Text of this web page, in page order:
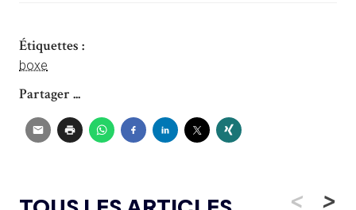
Étiquettes :
boxe
Partager ...
< >